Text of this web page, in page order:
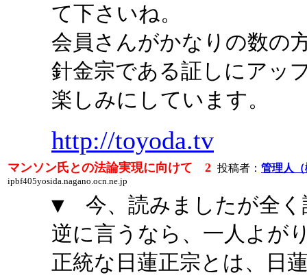
て下さいね。
会員さんがかなりの数の
針金宗である証しにアッ
楽しみにしています。
http://toyoda.tv
マンソン氏との法論実現に向けて 2 投稿者： 管理人
ipbf405yosida.nagano.ocn.ne.jp
▼ 今、読みましたが全く
逆に言うなら、一人よが
正統な日蓮正宗とは、日